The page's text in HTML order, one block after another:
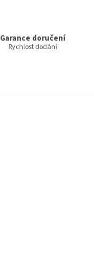
Garance doručení
Rychlost dodání